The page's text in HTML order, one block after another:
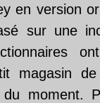
en version
sur une
magasin
moment.